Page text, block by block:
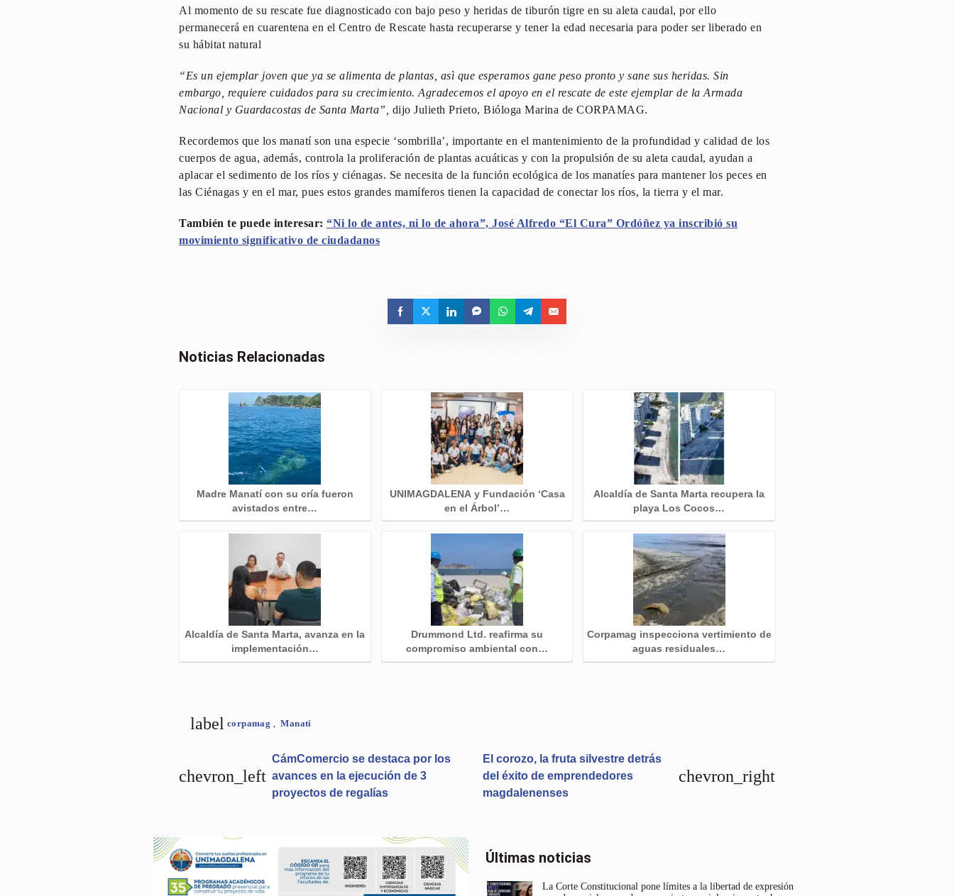
Al momento de su rescate fue diagnosticado con bajo peso y heridas de tiburón tigre en su aleta caudal, por ello
permanecerá en cuarentena en el Centro de Rescate hasta recuperarse y tener la edad necesaria para poder ser liberado en
su hábitat natural
“Es un ejemplar joven que ya se alimenta de plantas, asì que esperamos gane peso pronto y sane sus heridas. Sin
embargo, requiere cuidados para su crecimiento. Agradecemos el apoyo en el rescate de este ejemplar de la Armada
Nacional y Guardacostas de Santa Marta”, dijo Julieth Prieto, Bióloga Marina de CORPAMAG.
Recordemos que los manatí son una especie ‘sombrilla’, importante en el mantenimiento de la profundidad y calidad de los
cuerpos de agua, además, controla la proliferación de plantas acuáticas y con la propulsión de su aleta caudal, ayudan a
aplacar el sedimento de los ríos y ciénagas. Se necesita de la función ecológica de los manatíes para mantener los peces en
las Ciénagas y en el mar, pues estos grandes mamíferos tienen la capacidad de conectar los ríos, la tierra y el mar.
También te puede interesar: “Ni lo de antes, ni lo de ahora”, José Alfredo “El Cura” Ordóñez ya inscribió su
movimiento significativo de ciudadanos
Noticias Relacionadas
Madre Manatí con su cría fueron
avistados entre…
Alcaldía de Santa Marta, avanza en la
implementación…
UNIMAGDALENA y Fundación ‘Casa
en el Árbol’…
Drummond Ltd. reafirma su
compromiso ambiental con…
Alcaldía de Santa Marta recupera la
playa Los Cocos…
Corpamag inspecciona vertimiento de
aguas residuales…
label corpamag , Manatí
chevron_left
CámComercio se destaca por los
avances en la ejecución de 3
proyectos de regalías
El corozo, la fruta silvestre detrás
del éxito de emprendedores
magdalenenses
chevron_right
Últimas noticias
La Corte Constitucional pone límites a la libertad de expresión